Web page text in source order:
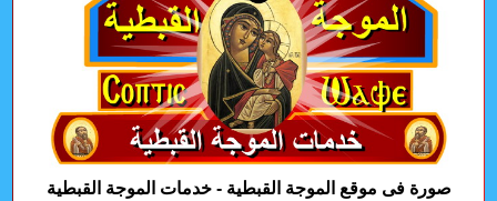
صورة فى موقع الموجة القبطية - خدمات الموجة القبطية